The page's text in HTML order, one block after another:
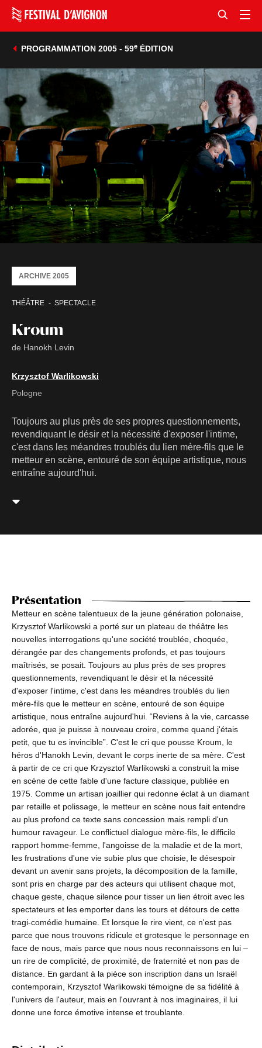
PROGRAMMATION 2005 - 59eÉDITION
Kroum
de Hanokh Levin
THÉÂTRE SPECTACLE
ARCHIVE 2005
Krzysztof Warlikowski
Pologne
Toujours au plus près de ses propres questionnements,
revendiquant le désir et la nécessité d'exposer l'intime,
c'est dans les méandres troublés du lien mère-fils que le
metteur en scène, entouré de son équipe artistique, nous
entraîne aujourd'hui.
Présentation
Metteur en scène talentueux de la jeune génération polonaise,
Krzysztof Warlikowski a porté sur un plateau de théâtre les
nouvelles interrogations qu'une société troublée, choquée,
dérangée par des changements profonds, et pas toujours
maîtrisés, se posait. Toujours au plus près de ses propres
questionnements, revendiquant le désir et la nécessité
d'exposer l'intime, c'est dans les méandres troublés du lien
mère-fils que le metteur en scène, entouré de son équipe
artistique, nous entraîne aujourd'hui. “Reviens à la vie, carcasse
adorée, que je puisse à nouveau croire, comme quand j'étais
petit, que tu es invincible”. C'est le cri que pousse Kroum, le
héros d'Hanokh Levin, devant le corps inerte de sa mère. C'est
à partir de ce cri que Krzysztof Warlikowski a construit la mise
en scène de cette fable d'une facture classique, publiée en
1975. Comme un artisan joaillier qui redonne éclat à un diamant
par retaille et polissage, le metteur en scène nous fait entendre
au plus profond ce texte sans concession mais rempli d'un
humour ravageur. Le conflictuel dialogue mère-fils, le difficile
rapport homme-femme, l'angoisse de la maladie et de la mort,
les frustrations d'une vie subie plus que choisie, le désespoir
devant un avenir sans projets, la décomposition de la famille,
sont pris en charge par des acteurs qui utilisent chaque mot,
chaque geste, chaque silence pour tisser un lien étroit avec les
spectateurs et les emporter dans les tours et détours de cette
tragi-comédie humaine. Et lorsque le rire vient, ce n'est pas
parce que nous trouvons ridicule et grotesque le personnage en
face de nous, mais parce que nous nous reconnaissons en lui –
un rire de complicité, de proximité, de fraternité et non pas de
distance. En gardant à la pièce son inscription dans un Israël
contemporain, Krzysztof Warlikowski témoigne de sa fidélité à
l'univers de l'auteur, mais en l'ouvrant à nos imaginaires, il lui
donne une force émotive intense et troublante.